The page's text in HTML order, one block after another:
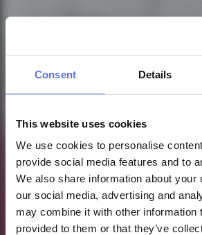
Consent Details
This website uses cookies
We use cookies to personalise
provide social media features and to
We also share information about your
our social media, advertising and
may combine it with other information
provided to them or that they’ve